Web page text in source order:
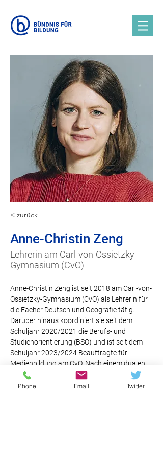
< zurück
Anne-Christin Zeng
Lehrerin am Carl-von-Ossietzky-
Gymnasium (CvO)
Anne-Christin Zeng ist seit 2018 am Carl-von-
Ossietzky-Gymnasium (CvO) als Lehrerin für
die Fächer Deutsch und Geografie tätig.
Darüber hinaus koordiniert sie seit dem
Schuljahr 2020/2021 die Berufs- und
Studienorientierung (BSO) und ist seit dem
Schuljahr 2023/2024 Beauftragte für
Medienbildung am CvO. Nach einem dualen
Studium zum B.A. International Business hat
sie an der Humboldt-Universität ein
Phone Email Twitter